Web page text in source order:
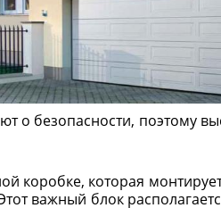
о безопасности, поэтому
коробке, которая
важный блок